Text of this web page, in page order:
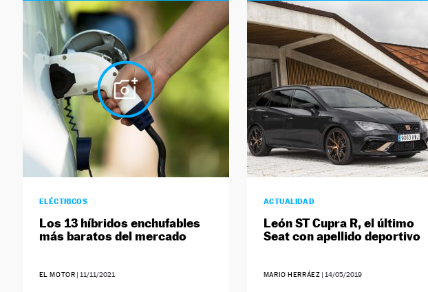
ELÉCTRICOS
Los 13 híbridos enchufables
más baratos del mercado
EL MOTOR | 11/11/2021
ACTUALIDAD
León ST Cupra R, el último
Seat con apellido deportivo
MARIO HERRÁEZ | 14/05/2019